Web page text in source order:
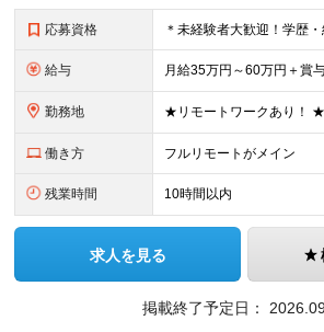
応募資格
給与
勤務地
働き方 フルリモートがメイン
残業時間 10時間以内
求人を見る
掲載終了予定日：